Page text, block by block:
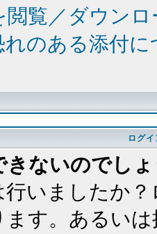
閲覧／ダウン
のある添付
ログ
きないのでし
行いましたか
す。あるい